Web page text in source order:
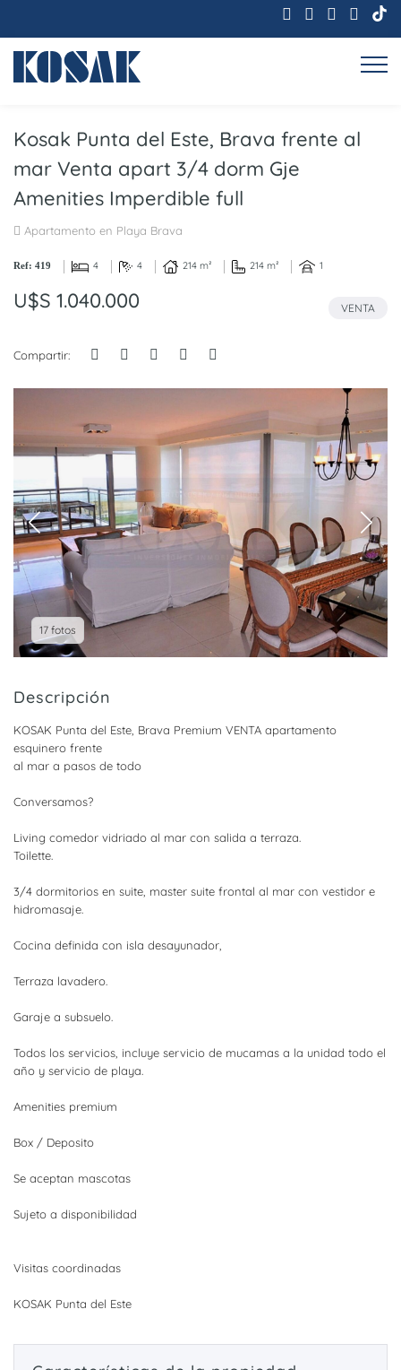
Kosak Punta del Este, Brava frente al
mar Venta apart 3/4 dorm Gje
Amenities Imperdible full
Apartamento en Playa Brava
Ref: 419 4 4 214 m² 214 m² 1
U$S 1.040.000 VENTA
Compartir:
17 fotos
Descripción
KOSAK Punta del Este, Brava Premium VENTA apartamento
esquinero frente
al mar a pasos de todo
Conversamos?
Living comedor vidriado al mar con salida a terraza.
Toilette.
3/4 dormitorios en suite, master suite frontal al mar con vestidor e
hidromasaje.
Cocina definida con isla desayunador,
Terraza lavadero.
Garaje a subsuelo.
Todos los servicios, incluye servicio de mucamas a la unidad todo el
año y servicio de playa.
Amenities premium
Box / Deposito
Se aceptan mascotas
Sujeto a disponibilidad
Visitas coordinadas
KOSAK Punta del Este